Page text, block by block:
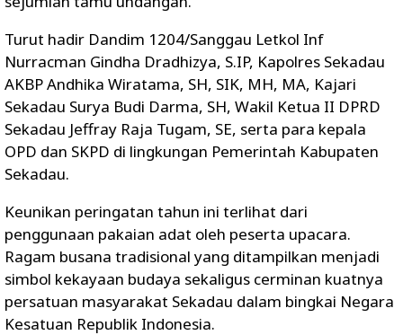
Turut hadir Dandim 1204/Sanggau Letkol Inf
Nurracman Gindha Dradhizya, S.IP, Kapolres Sekadau
AKBP Andhika Wiratama, SH, SIK, MH, MA, Kajari
Sekadau Surya Budi Darma, SH, Wakil Ketua II DPRD
Sekadau Jeffray Raja Tugam, SE, serta para kepala
OPD dan SKPD di lingkungan Pemerintah Kabupaten
Sekadau.
Keunikan peringatan tahun ini terlihat dari
penggunaan pakaian adat oleh peserta upacara.
Ragam busana tradisional yang ditampilkan menjadi
simbol kekayaan budaya sekaligus cerminan kuatnya
persatuan masyarakat Sekadau dalam bingkai Negara
Kesatuan Republik Indonesia.